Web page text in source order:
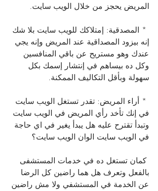
المريض يحجز من خلال الويب سايت.
* المصدقية: إمتلاكك للويب سايت بلا شك
إنه بيزود المصداقية عند المريض وإنه يجي
عندك وهو مستريح عن باقي المنافسين
وكل ده بيساهم في إنتشار إسمك بكل
سهولة وبأقل التكاليف الممكنة.
* أراء المريض: تقدر تستغل الويب سايت
في إنك تأخد رأي المريض في الويب سايت
وتبدأ تقترح عليه هل يبدأ يغير في اي حاجة
في الويب سايت الوان الويب سايت؟
كمان تستغل ده في خدمات المستشفى
بالفعل وتعرف هل هما راضين كل الرضا
عن الخدمة في المستشفي ولا مش راضين